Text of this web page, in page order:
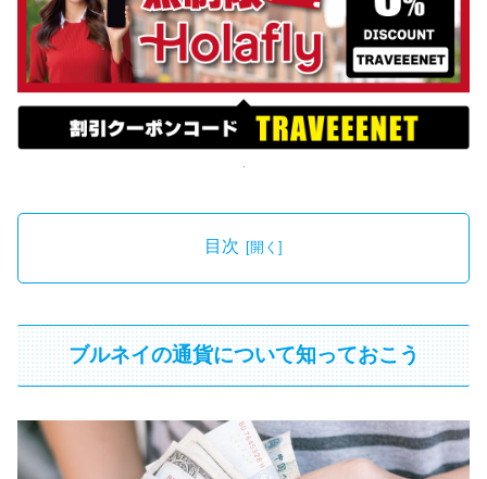
目次
ブルネイの通貨について知っておこう